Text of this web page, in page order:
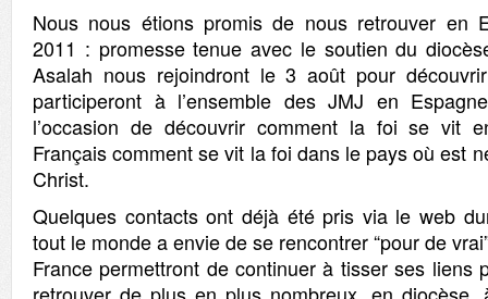
Nous nous étions promis de nous retrouver en
2011 : promesse tenue avec le soutien du
Asalah nous rejoindront le 3 août pour
participeront à l’ensemble des JMJ en
l’occasion de découvrir comment la foi se vit
Français comment se vit la foi dans le pays où est
Christ.
Quelques contacts ont déjà été pris via le web
tout le monde a envie de se rencontrer “pour de
France permettront de continuer à tisser ses liens